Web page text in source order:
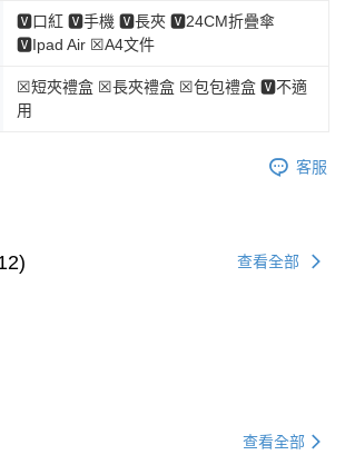
🆅口紅 🆅手機 🆅長夾 🆅24CM折疊傘
🆅Ipad Air ☒A4文件
☒短夾禮盒 ☒長夾禮盒 ☒包包禮盒 🆅不適
用
客服
查看全部
查看全部